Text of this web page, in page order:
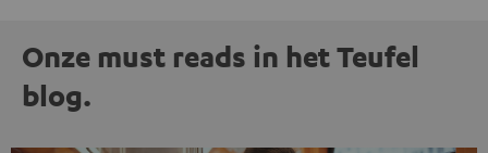
Onze must reads in het Teufel
blog.